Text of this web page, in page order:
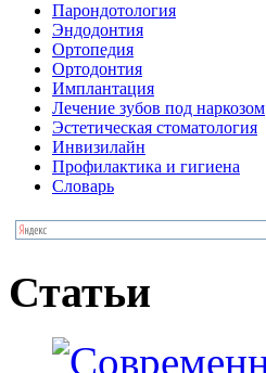
Парондотология
Эндодонтия
Ортопедия
Ортодонтия
Имплантация
Лечение зубов под наркозом
Эстетическая стоматология
Инвизилайн
Профилактика и гигиена
Словарь
Статьи